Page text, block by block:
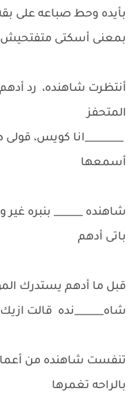
بأيده وحط صباعه على
بمعنى أسكتى
أنتظرت شاهنده، رد
المتحفز
________انا كويس،
أسمعها
شاهنده ______ بنبره
باتى أدهم
قبل ما أدهم يستدرك
شاه______نده قالت ازيك
تنفست شاهنده من
بالراحه تغمرها